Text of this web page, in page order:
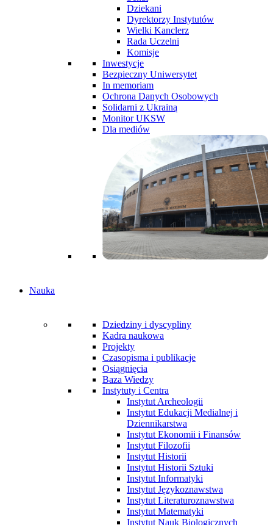
Dziekani
Dyrektorzy Instytutów
Wielki Kanclerz
Rada Uczelni
Komisje
Inwestycje
Bezpieczny Uniwersytet
In memoriam
Ochrona Danych Osobowych
Solidarni z Ukrainą
Monitor UKSW
Dla mediów
Nauka
Dziedziny i dyscypliny
Kadra naukowa
Projekty
Czasopisma i publikacje
Osiągnięcia
Baza Wiedzy
Instytuty i Centra
Instytut Archeologii
Instytut Edukacji Medialnej i
Dziennikarstwa
Instytut Ekonomii i Finansów
Instytut Filozofii
Instytut Historii
Instytut Historii Sztuki
Instytut Informatyki
Instytut Językoznawstwa
Instytut Literaturoznawstwa
Instytut Matematyki
Instytut Nauk Biologicznych